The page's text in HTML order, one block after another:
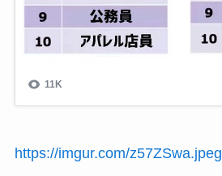
https://imgur.com/z57ZSwa.jpeg